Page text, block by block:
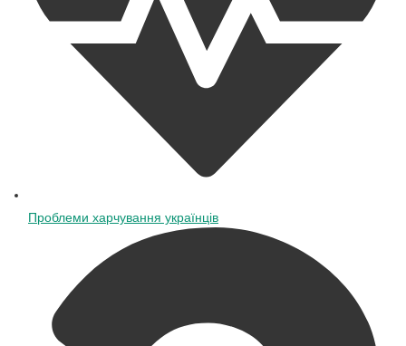
Проблеми харчування українців